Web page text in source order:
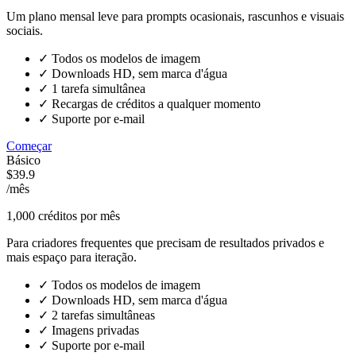
Um plano mensal leve para prompts ocasionais, rascunhos e visuais
sociais.
✓ Todos os modelos de imagem
✓ Downloads HD, sem marca d'água
✓ 1 tarefa simultânea
✓ Recargas de créditos a qualquer momento
✓ Suporte por e-mail
Começar
Básico
$39.9
/mês
1,000 créditos por mês
Para criadores frequentes que precisam de resultados privados e
mais espaço para iteração.
✓ Todos os modelos de imagem
✓ Downloads HD, sem marca d'água
✓ 2 tarefas simultâneas
✓ Imagens privadas
✓ Suporte por e-mail